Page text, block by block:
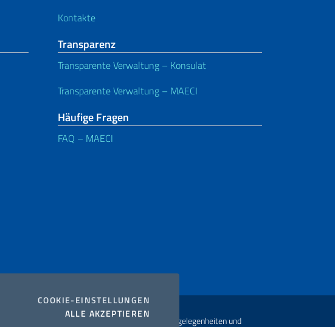
COOKIE-EINSTELLUNGEN COOKIES
ALLE AKZEPTIEREN
Kontakte
Transparenz
Transparente Verwaltung – Konsulat
Transparente Verwaltung – MAECI
Häufige Fragen
FAQ – MAECI
2026 Urheberrecht Ministerium für auswärtige Angelegenheiten und